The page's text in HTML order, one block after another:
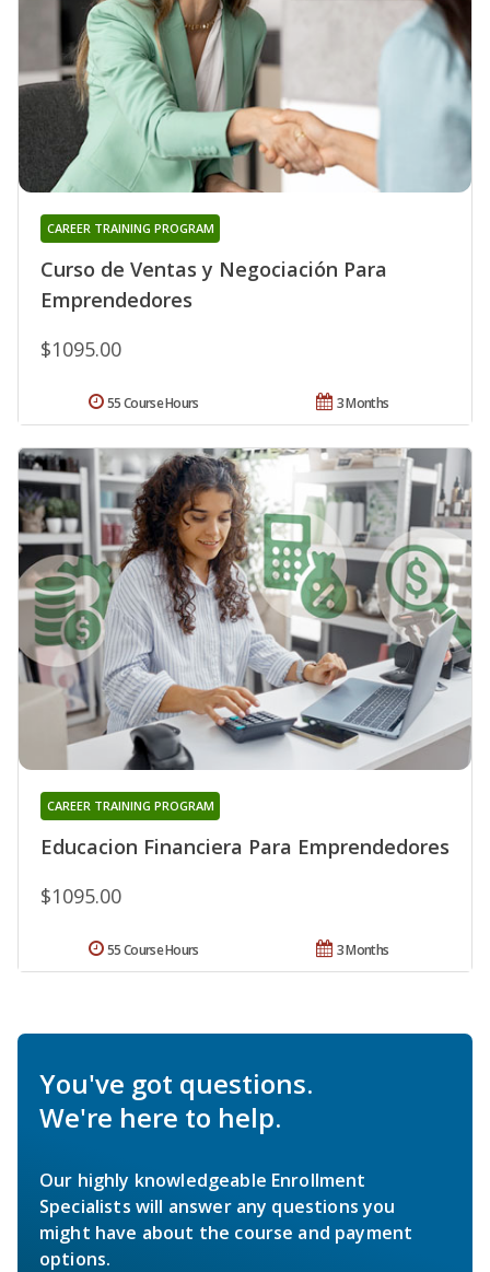
Curso de Ventas y Negociación Para
Emprendedores
CAREER TRAINING PROGRAM
$1095.00
3 Months
55 Course Hours
Educacion Financiera Para Emprendedores
CAREER TRAINING PROGRAM
$1095.00
3 Months
55 Course Hours
You've got questions.
We're here to help.
Our highly knowledgeable Enrollment
Specialists will answer any questions you
might have about the course and payment
options.